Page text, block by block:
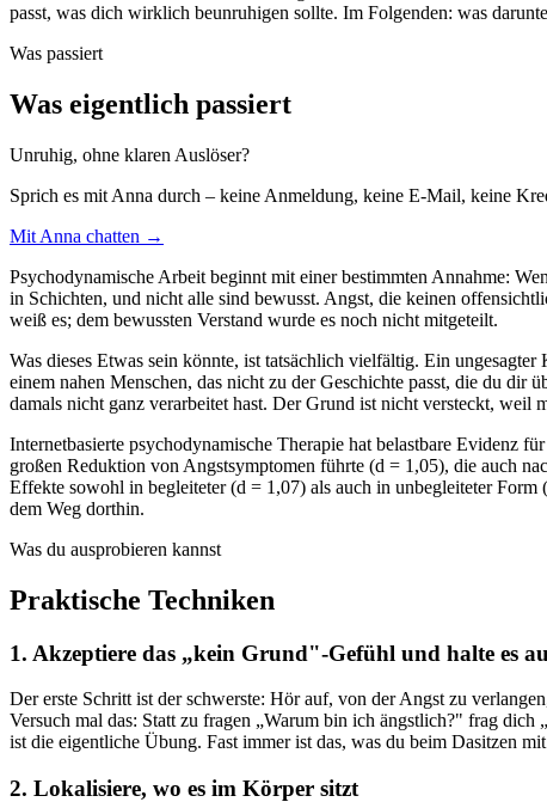
passt, was dich wirklich beunruhigen sollte. Im Folgenden: was
Was passiert
Was eigentlich passiert
Unruhig, ohne klaren Auslöser?
Sprich es mit Anna durch – keine Anmeldung, keine E-Mail, keine
Mit Anna chatten →
Psychodynamische Arbeit beginnt mit einer bestimmten Annahme:
in Schichten, und nicht alle sind bewusst. Angst, die keinen
weiß es; dem bewussten Verstand wurde es noch nicht mitgeteilt.
Was dieses Etwas sein könnte, ist tatsächlich vielfältig. Ein
einem nahen Menschen, das nicht zu der Geschichte passt, die du dir
damals nicht ganz verarbeitet hast. Der Grund ist nicht versteckt, weil
Internetbasierte psychodynamische Therapie hat belastbare Evidenz
großen Reduktion von Angstsymptomen führte (d = 1,05), die auch
Effekte sowohl in begleiteter (d = 1,07) als auch in unbegleiteter
dem Weg dorthin.
Was du ausprobieren kannst
Praktische Techniken
1. Akzeptiere das „kein Grund"-Gefühl und halte es
Der erste Schritt ist der schwerste: Hör auf, von der Angst zu
Versuch mal das: Statt zu fragen „Warum bin ich ängstlich?" frag dich
ist die eigentliche Übung. Fast immer ist das, was du beim Dasitzen
2. Lokalisiere, wo es im Körper sitzt